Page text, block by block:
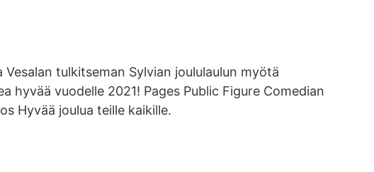
tulkitseman Sylvian joululaulun myötä
hyvää vuodelle 2021! Pages Public Figure Comedian
Hyvää joulua teille kaikille.